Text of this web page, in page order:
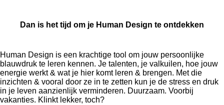
Dan is het tijd om je Human Design te ontdekken
Human Design is een krachtige tool om jouw persoonlijke
blauwdruk te leren kennen. Je talenten, je valkuilen, hoe jouw
energie werkt & wat je hier komt leren & brengen. Met die
inzichten & vooral door ze in te zetten kun je de stress en druk
in je leven aanzienlijk verminderen. Duurzaam. Voorbij
vakanties. Klinkt lekker, toch?